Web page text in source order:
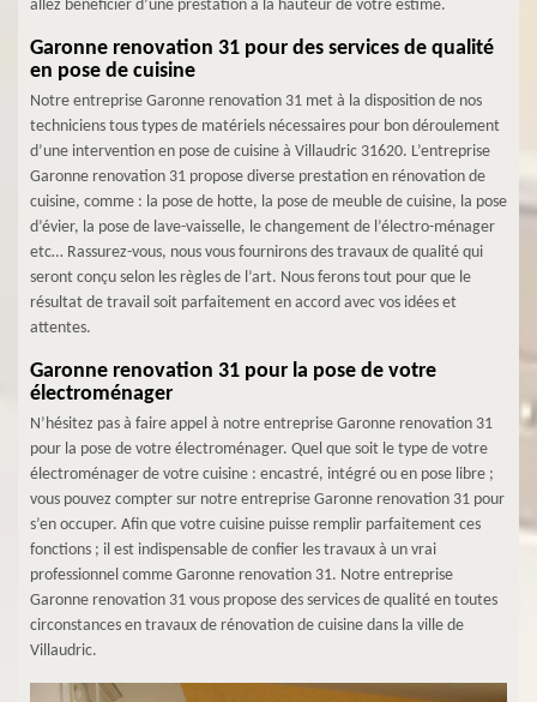
allez bénéficier d’une prestation à la hauteur de votre estime.
Garonne renovation 31 pour des services de qualité
en pose de cuisine
Notre entreprise Garonne renovation 31 met à la disposition de nos
techniciens tous types de matériels nécessaires pour bon déroulement
d’une intervention en pose de cuisine à Villaudric 31620. L’entreprise
Garonne renovation 31 propose diverse prestation en rénovation de
cuisine, comme : la pose de hotte, la pose de meuble de cuisine, la pose
d’évier, la pose de lave-vaisselle, le changement de l’électro-ménager
etc… Rassurez-vous, nous vous fournirons des travaux de qualité qui
seront conçu selon les règles de l’art. Nous ferons tout pour que le
résultat de travail soit parfaitement en accord avec vos idées et
attentes.
Garonne renovation 31 pour la pose de votre
électroménager
N’hésitez pas à faire appel à notre entreprise Garonne renovation 31
pour la pose de votre électroménager. Quel que soit le type de votre
électroménager de votre cuisine : encastré, intégré ou en pose libre ;
vous pouvez compter sur notre entreprise Garonne renovation 31 pour
s’en occuper. Afin que votre cuisine puisse remplir parfaitement ces
fonctions ; il est indispensable de confier les travaux à un vrai
professionnel comme Garonne renovation 31. Notre entreprise
Garonne renovation 31 vous propose des services de qualité en toutes
circonstances en travaux de rénovation de cuisine dans la ville de
Villaudric.